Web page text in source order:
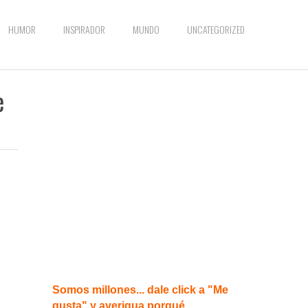
HUMOR INSPIRADOR MUNDO UNCATEGORIZED
Somos millones... dale click a "Me
gusta" y averigua porqué